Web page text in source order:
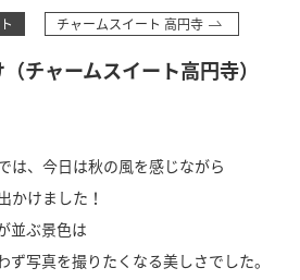
チャームスイート 高円寺
チャームスイート高円寺）
は、今日は秋の風を感じながら
かけました！
並ぶ景色は
ず写真を撮りたくなる美しさでした。